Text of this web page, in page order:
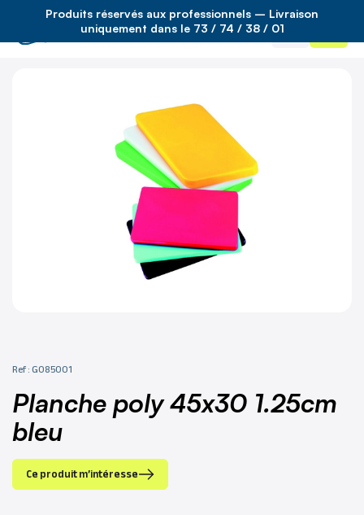
Produits réservés aux professionnels – Livraison
uniquement dans le 73 / 74 / 38 / 01
(non défini)/planche poly 45×30 1.25cm bleu
Ref : G085001
planche poly 45x30 1.25cm
bleu
Ce produit m’intéresse